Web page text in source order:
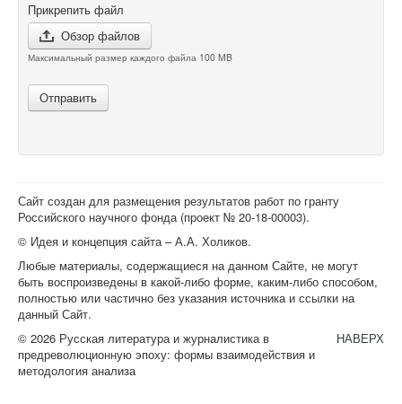
Прикрепить файл
Обзор файлов
Максимальный размер каждого файла 100 MB
Отправить
Сайт создан для размещения результатов работ по гранту
Российского научного фонда (проект № 20-18-00003).
© Идея и концепция сайта – А.А. Холиков.
Любые материалы, содержащиеся на данном Сайте, не могут
быть воспроизведены в какой-либо форме, каким-либо способом,
полностью или частично без указания источника и ссылки на
данный Сайт.
НАВЕРХ
© 2026 Русская литература и журналистика в
предреволюционную эпоху: формы взаимодействия и
методология анализа